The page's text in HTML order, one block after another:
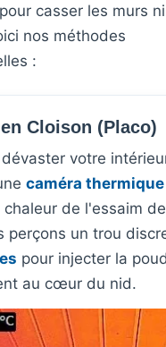
casser les murs
nos méthodes
:
Cloison (Placo)
votre
caméra thermique
chaleur de l'essaim
perçons un trou
pour injecter la
au cœur du nid.